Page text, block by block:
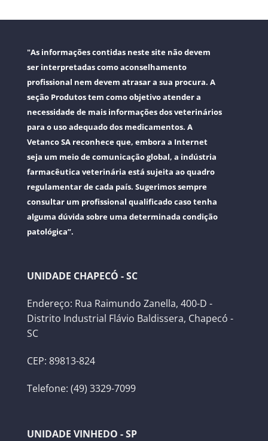
"As informações contidas neste site não devem
ser interpretadas como aconselhamento
profissional nem devem atrasar a sua procura. A
seção Produtos tem como objetivo atender a
necessidade de mais informações dos veterinários
para o uso adequado dos medicamentos. A
Vetanco SA reconhece que, embora a Internet
seja um meio de comunicação global, a indústria
farmacêutica veterinária está sujeita ao quadro
regulamentar de cada país. Sugerimos sempre
consultar um profissional qualificado caso tenha
alguma dúvida sobre uma determinada condição
patológica”.
UNIDADE CHAPECÓ - SC
Endereço: Rua Raimundo Zanella, 400-D -
Distrito Industrial Flávio Baldissera, Chapecó -
SC
CEP: 89813-824
Telefone: (49) 3329-7099
UNIDADE VINHEDO - SP